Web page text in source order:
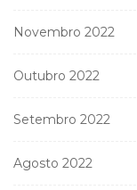
Novembro 2022
Outubro 2022
Setembro 2022
Agosto 2022